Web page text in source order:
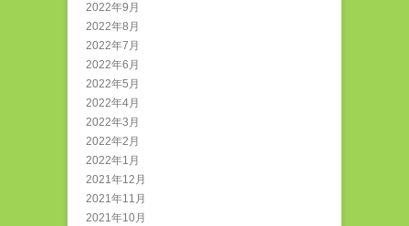
2022年9月
2022年8月
2022年7月
2022年6月
2022年5月
2022年4月
2022年3月
2022年2月
2022年1月
2021年12月
2021年11月
2021年10月